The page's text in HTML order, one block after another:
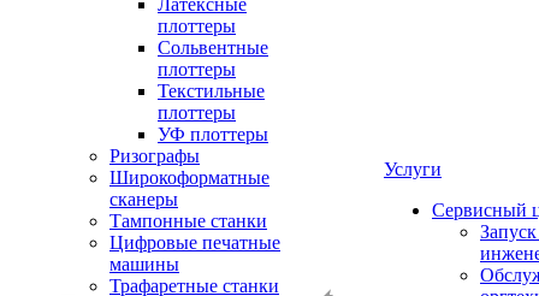
Латексные
плоттеры
Сольвентные
плоттеры
Текстильные
плоттеры
УФ плоттеры
Ризографы
Широкоформатные
сканеры
Тампонные станки
Цифровые печатные
машины
Трафаретные станки
Услуги
Сервисный